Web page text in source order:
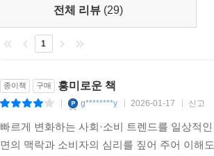
전체 리뷰 (29)
1
종이책 구매 흥미로운 책
g********y 2026-01-17 신고
빠르게 변화하는 사회·소비 트렌드를 일상적
면의 맥락과 소비자의 심리를 짚어 주어 이해